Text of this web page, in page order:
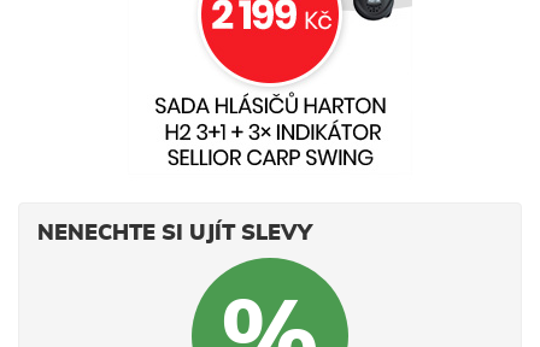
NENECHTE SI UJÍT SLEVY